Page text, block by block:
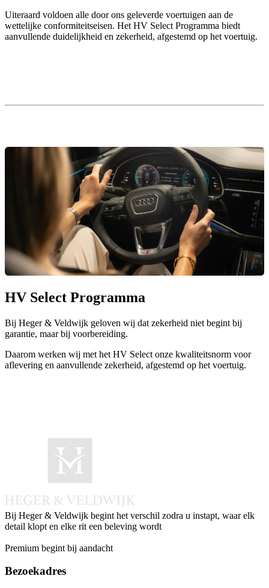
Uiteraard voldoen alle door ons geleverde voertuigen aan de
wettelijke conformiteitseisen. Het HV Select Programma biedt
aanvullende duidelijkheid en zekerheid, afgestemd op het voertuig.
HV Select Programma
Bij Heger & Veldwijk geloven wij dat zekerheid niet begint bij
garantie, maar bij voorbereiding.
Daarom werken wij met het HV Select onze kwaliteitsnorm voor
aflevering en aanvullende zekerheid, afgestemd op het voertuig.
Bij Heger & Veldwijk begint het verschil zodra u instapt, waar elk
detail klopt en elke rit een beleving wordt
Premium begint bij aandacht
Bezoekadres